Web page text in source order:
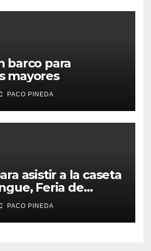
barco para
mayores
PACO PINEDA
asistir a la caseta
Feria de
PACO PINEDA